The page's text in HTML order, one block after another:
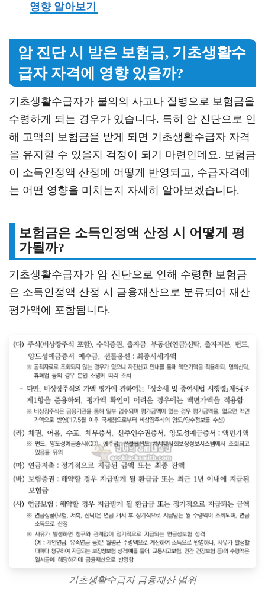
영향 알아보기
암 진단 시 받은 보험금, 기초생활수
급자 자격에 영향 있을까?
기초생활수급자가 불의의 사고나 질병으로 보험금을
수령하게 되는 경우가 있습니다. 특히 암 진단으로 인
해 고액의 보험금을 받게 되면 기초생활수급자 자격
을 유지할 수 있을지 걱정이 되기 마련인데요. 보험금
이 소득인정액 산정에 어떻게 반영되고, 수급자격에
는 어떤 영향을 미치는지 자세히 알아보겠습니다.
보험금은 소득인정액 산정 시 어떻게 평
가될까?
기초생활수급자가 암 진단으로 인해 수령한 보험금
은 소득인정액 산정 시 금융재산으로 분류되어 재산
평가액에 포함됩니다.
기초생활수급자 금융재산 범위